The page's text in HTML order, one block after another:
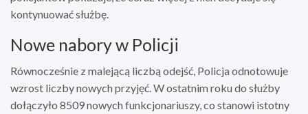
kontynuować służbę.
Nowe nabory w Policji
Równocześnie z malejącą liczbą odejść, Policja odnotowuje
wzrost liczby nowych przyjęć. W ostatnim roku do służby
dołączyło 8509 nowych funkcjonariuszy, co stanowi istotny